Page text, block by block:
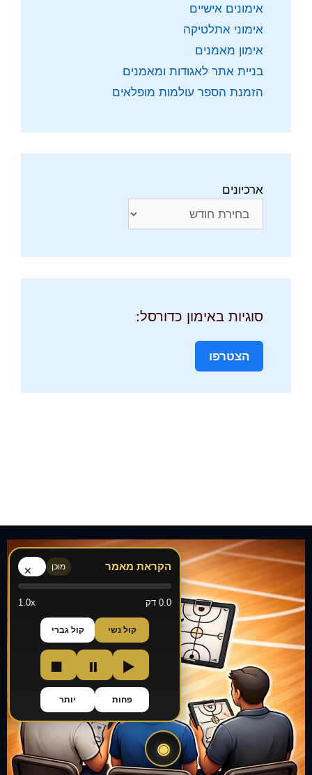
הקראת מאמר מוכן ×
0.0 דק 1.0x
קול נשי קול גברי
▶
⏸
■
פחות יותר
◉
אימונים אישיים
אימוני אתלטיקה
אימון מאמנים
בניית אתר לאגודות ומאמנים
הזמנת הספר עולמות מופלאים
ארכיונים
סוגיות באימון כדורסל:
הצטרפו